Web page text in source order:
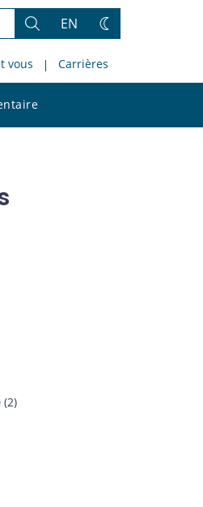
Rechercher
EN
Changez
thème
vous Carrières
le
(2)